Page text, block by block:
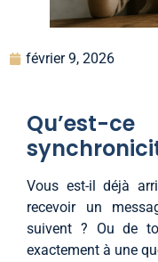
février 9, 2026
Vous est-il déjà
recevoir un
suivent ? Ou de
exactement à une